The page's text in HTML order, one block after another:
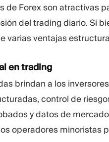
de Forex son atractivas
del trading diario. Si
varias ventajas
en trading
brindan a los
control de
y datos de
operadores minoristas